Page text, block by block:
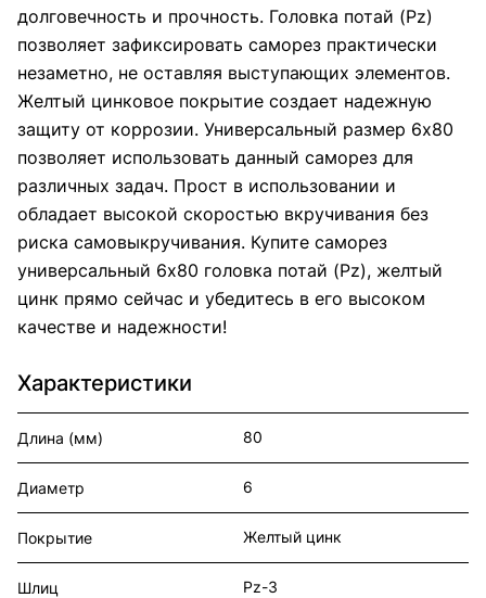
долговечность и прочность. Головка потай (Pz)
позволяет зафиксировать саморез практически
незаметно, не оставляя выступающих элементов.
Желтый цинковое покрытие создает надежную
защиту от коррозии. Универсальный размер 6х80
позволяет использовать данный саморез для
различных задач. Прост в использовании и
обладает высокой скоростью вкручивания без
риска самовыкручивания. Купите саморез
универсальный 6х80 головка потай (Pz), желтый
цинк прямо сейчас и убедитесь в его высоком
качестве и надежности!
Характеристики
Длина (мм) 80
Диаметр 6
Покрытие Желтый цинк
Шлиц Pz-3